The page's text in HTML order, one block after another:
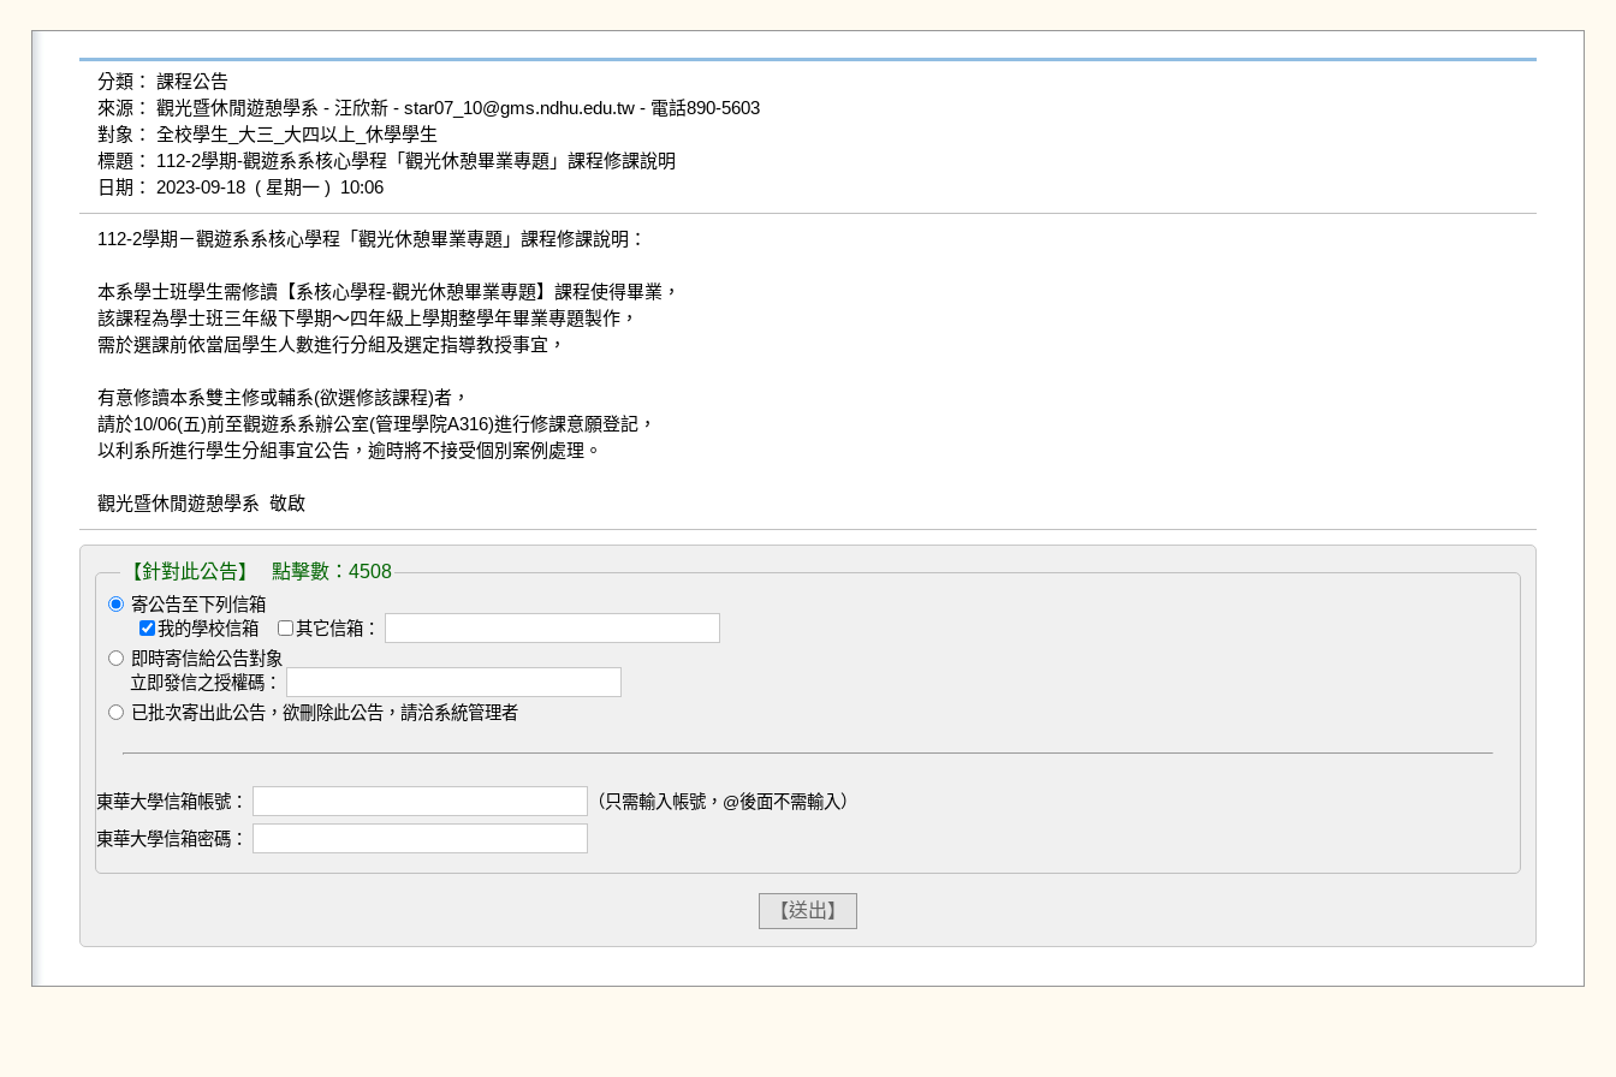
分類： 課程公告
來源： 觀光暨休閒遊憩學系 - 汪欣新 - star07_10@gms.ndhu.edu.tw - 電話890-5603
對象： 全校學生_大三_大四以上_休學學生
標題： 112-2學期-觀遊系系核心學程「觀光休憩畢業專題」課程修課說明
日期： 2023-09-18  ( 星期一 )  10:06
112-2學期－觀遊系系核心學程「觀光休憩畢業專題」課程修課說明：
本系學士班學生需修讀【系核心學程-觀光休憩畢業專題】課程使得畢業，
該課程為學士班三年級下學期～四年級上學期整學年畢業專題製作，
需於選課前依當屆學生人數進行分組及選定指導教授事宜，
有意修讀本系雙主修或輔系(欲選修該課程)者，
請於10/06(五)前至觀遊系系辦公室(管理學院A316)進行修課意願登記，
以利系所進行學生分組事宜公告，逾時將不接受個別案例處理。
觀光暨休閒遊憩學系  敬啟
【針對此公告】 點擊數：4508
寄公告至下列信箱
我的學校信箱
其它信箱：
即時寄信給公告對象
立即發信之授權碼：
已批次寄出此公告，欲刪除此公告，請洽系統管理者
東華大學信箱帳號：
（只需輸入帳號，@後面不需輸入）
東華大學信箱密碼：